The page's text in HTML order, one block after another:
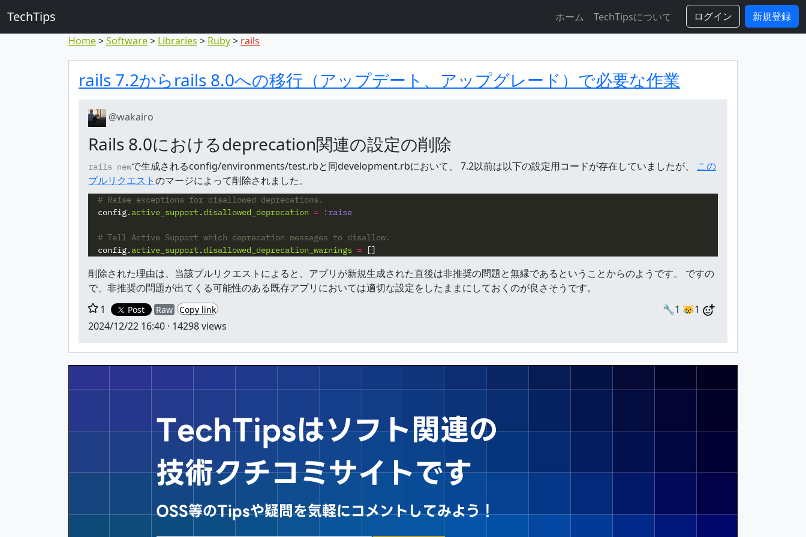
TechTips ホーム TechTipsについて ログイン
新規登録
Home
Software Libraries Ruby rails
対象のコメント
トピックと対象コメント
rails 7.2からrails 8.0への移行（アップデート、アップグレード）で必要な作業
@wakairo
Rails 8.0におけるdeprecation関連の設定の削除
rails newで生成されるconfig/environments/test.rbと同development.rbにおいて、 7.2以前は以下の設定用コードが存在していましたが、 この
プルリクエストのマージによって削除されました。
# Raise exceptions for disallowed deprecations.
config. active_support.disallowed_deprecation = :raise
# Tell Active Support which deprecation messages to disallow.
config. active_support.disallowed_deprecation_warnings = []
削除された理由は、当該プルリクエストによると、アプリが新規生成された直後は非推奨の問題と無縁であるということからのようです。 ですの
で、非推奨の問題が出てくる可能性のある既存アプリにおいては適切な設定をしたままにしておくのが良さそうです。
1
Post Raw Copy link 🔧1 😿1
2024/12/22 16:40 · 14298 views
TechTipsはソフト関連の
技術クチコミサイトです
OSS等のTipsや疑問を気軽にコメントしてみよう！